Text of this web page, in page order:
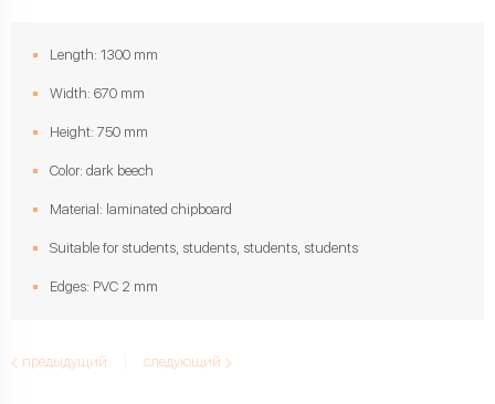
Length: 1300 mm
Width: 670 mm
Height: 750 mm
Color: dark beech
Material: laminated chipboard
Suitable for students, students, students, students
Edges: PVC 2 mm
предыдущий следующий